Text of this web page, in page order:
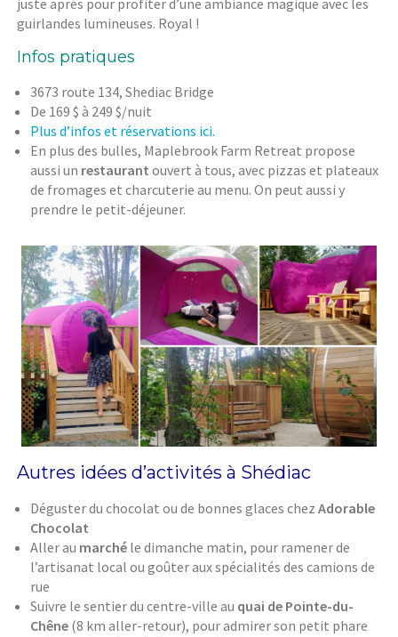
juste après pour profiter d’une ambiance magique avec les
guirlandes lumineuses. Royal !
Infos pratiques
3673 route 134, Shediac Bridge
De 169 $ à 249 $/nuit
Plus d’infos et réservations ici.
En plus des bulles, Maplebrook Farm Retreat propose
aussi un restaurant ouvert à tous, avec pizzas et plateaux
de fromages et charcuterie au menu. On peut aussi y
prendre le petit-déjeuner.
Autres idées d’activités à Shédiac
Déguster du chocolat ou de bonnes glaces chezAdorable
Chocolat
Aller au marché le dimanche matin, pour ramener de
l’artisanat local ou goûter aux spécialités des camions de
rue
Suivre le sentier du centre-ville au quai de Pointe-du-
Chêne (8 km aller-retour), pour admirer son petit phare